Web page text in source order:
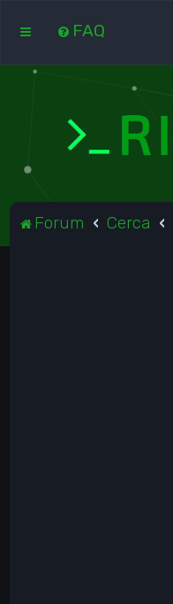
FAQ
Forum Cerca